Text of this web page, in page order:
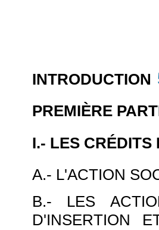
INTRODUCTION
PREMIÈRE
I.- LES CRÉDITS
A.- L'ACTION
B.- LES
D'INSERTION